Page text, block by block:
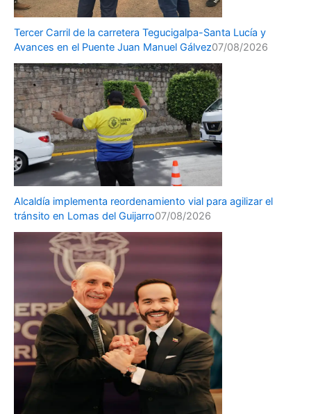
Tercer Carril de la carretera Tegucigalpa-Santa Lucía y
Avances en el Puente Juan Manuel Gálvez07/08/2026
Alcaldía implementa reordenamiento vial para agilizar el
tránsito en Lomas del Guijarro07/08/2026